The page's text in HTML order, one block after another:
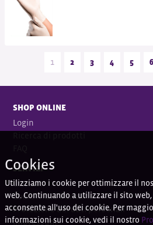
1 2 3 4 5 6
SHOP ONLINE
Login
SERVIZI
Contatti
Coordinate bancarie
Protezione dei dati personali
Impressum
Cookies
Utilizziamo i cookie per ottimizzare il
web. Continuando a utilizzare il sito web,
acconsente all'uso dei cookie. Per
informazioni sui cookie, vedi il nostro